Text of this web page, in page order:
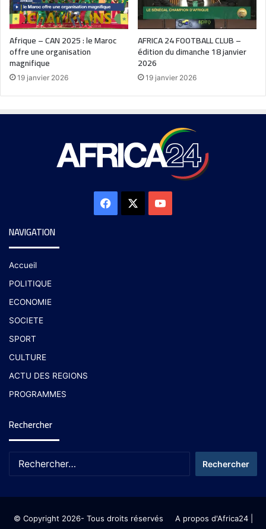
Afrique – CAN 2025 : le Maroc
offre une organisation
magnifique
19 janvier 2026
AFRICA 24 FOOTBALL CLUB –
édition du dimanche 18 janvier
2026
19 janvier 2026
NAVIGATION
Accueil
POLITIQUE
ECONOMIE
SOCIETE
SPORT
CULTURE
ACTU DES REGIONS
PROGRAMMES
Rechercher
© Copyright 2026- Tous droits réservés A propos d'Africa24|